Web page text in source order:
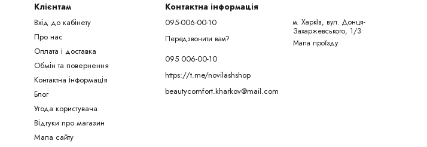
Клієнтам
Вхід до кабінету
Про нас
Оплата і доставка
Обмін та повернення
Контактна інформація
Блог
Угода користувача
Відгуки про магазин
Мапа сайту
Контактна інформація
095-006-00-10
Передзвонити вам?
095 006-00-10
https://t.me/novilashshop
beautycomfort.kharkov@mail.com
м. Харків, вул. Донця-
Захаржевського, 1/3
Мапа проїзду